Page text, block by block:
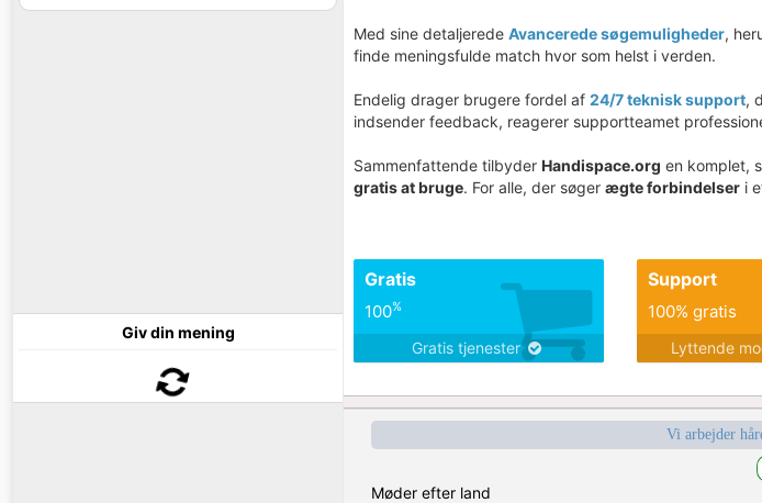
Giv din mening
Med sine detaljerede Avancerede søgemuligheder,
finde meningsfulde match hvor som helst i verden.
Endelig drager brugere fordel af 24/7 teknisk support,
indsender feedback, reagerer supportteamet
Sammenfattende tilbyder Handispace.org en komplet,
gratis at bruge. For alle, der søger ægte forbindelser i
Gratis
100%
Gratis tjenester
Support
100% gratis
Lyttende
Vi arbejder
Møder efter land